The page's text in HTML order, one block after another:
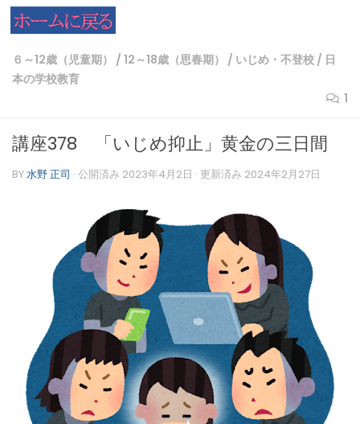
コンテンツへスキップ
６～12歳（児童期） / 12～18歳（思春期） / いじめ・不登校 / 日
本の学校教育
1
講座378 「いじめ抑止」黄金の三日間
BY水野 正司 · 公開済み 2023年4月2日 · 更新済み 2024年2月27日